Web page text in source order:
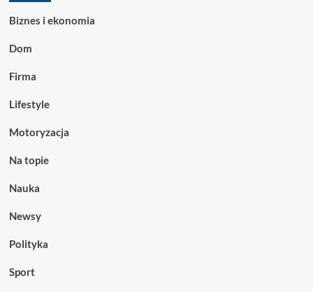
Biznes i ekonomia
Dom
Firma
Lifestyle
Motoryzacja
Na topie
Nauka
Newsy
Polityka
Sport